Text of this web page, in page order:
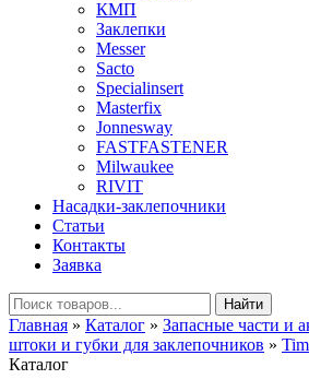
КМП
Заклепки
Messer
Sacto
Specialinsert
Masterfix
Jonnesway
FASTFASTENER
Milwaukee
RIVIT
Насадки-заклепочники
Статьи
Контакты
Заявка
Главная » Каталог » Запасные части и
штоки и губки для заклепочников »
Каталог